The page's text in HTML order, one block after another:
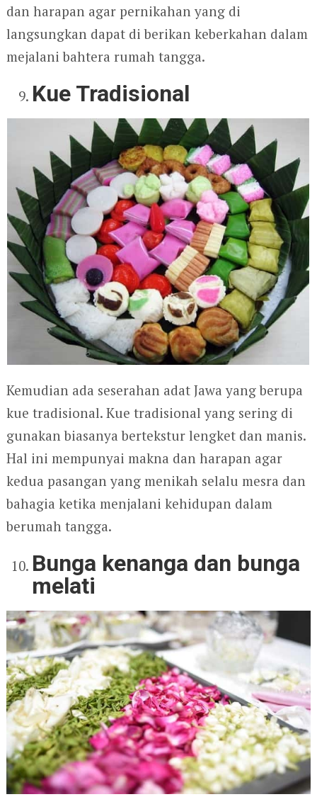
dan harapan agar pernikahan yang di
langsungkan dapat di berikan keberkahan dalam
mejalani bahtera rumah tangga.
Kue Tradisional
Kemudian ada seserahan adat Jawa yang berupa
kue tradisional. Kue tradisional yang sering di
gunakan biasanya bertekstur lengket dan manis.
Hal ini mempunyai makna dan harapan agar
kedua pasangan yang menikah selalu mesra dan
bahagia ketika menjalani kehidupan dalam
berumah tangga.
Bunga kenanga dan bunga
melati